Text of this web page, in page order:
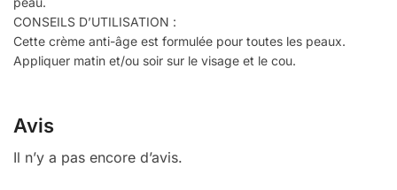
CONSEILS D’UTILISATION :
Cette crème anti-âge est formulée pour toutes les peaux.
Appliquer matin et/ou soir sur le visage et le cou.
Avis
Il n’y a pas encore d’avis.